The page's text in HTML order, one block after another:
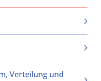
Verteilung und